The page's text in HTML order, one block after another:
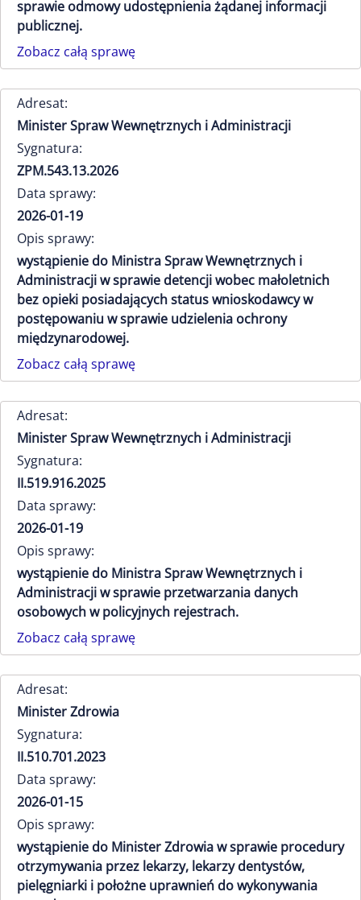
sprawie odmowy udostępnienia żądanej informacji
publicznej.
Zobacz całą sprawę
Adresat:
Minister Spraw Wewnętrznych i Administracji
Sygnatura:
ZPM.543.13.2026
Data sprawy:
2026-01-19
Opis sprawy:
wystąpienie do Ministra Spraw Wewnętrznych i
Administracji w sprawie detencji wobec małoletnich
bez opieki posiadających status wnioskodawcy w
postępowaniu w sprawie udzielenia ochrony
międzynarodowej.
Zobacz całą sprawę
Adresat:
Minister Spraw Wewnętrznych i Administracji
Sygnatura:
II.519.916.2025
Data sprawy:
2026-01-19
Opis sprawy:
wystąpienie do Ministra Spraw Wewnętrznych i
Administracji w sprawie przetwarzania danych
osobowych w policyjnych rejestrach.
Zobacz całą sprawę
Adresat:
Minister Zdrowia
Sygnatura:
II.510.701.2023
Data sprawy:
2026-01-15
Opis sprawy:
wystąpienie do Minister Zdrowia w sprawie procedury
otrzymywania przez lekarzy, lekarzy dentystów,
pielęgniarki i położne uprawnień do wykonywania